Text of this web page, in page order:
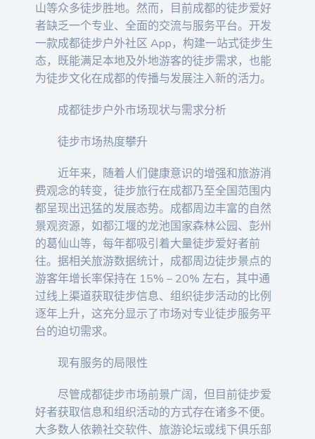
山等众多徒步胜地。然而，目前成都的徒步爱好
者缺乏一个专业、全面的交流与服务平台。开发
一款成都徒步户外社区 App，构建一站式徒步生
态，既能满足本地及外地游客的徒步需求，也能
为徒步文化在成都的传播与发展注入新的活力。
成都徒步户外市场现状与需求分析
徒步市场热度攀升
近年来，随着人们健康意识的增强和旅游消
费观念的转变，徒步旅行在成都乃至全国范围内
都呈现出迅猛的发展态势。成都周边丰富的自然
景观资源，如都江堰的龙池国家森林公园、彭州
的葛仙山等，每年都吸引着大量徒步爱好者前
往。据相关旅游数据统计，成都周边徒步景点的
游客年增长率保持在 15% – 20% 左右，其中通
过线上渠道获取徒步信息、组织徒步活动的比例
逐年上升，这充分显示了市场对专业徒步服务平
台的迫切需求。
现有服务的局限性
尽管成都徒步市场前景广阔，但目前徒步爱
好者获取信息和组织活动的方式存在诸多不便。
大多数人依赖社交软件、旅游论坛或线下俱乐部